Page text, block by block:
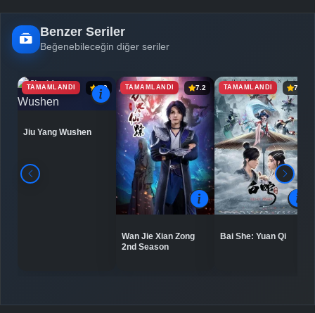
Benzer Seriler
Beğenebileceğin diğer seriler
TAMAMLANDI 6.9
Jiu Yang Wushen
TAMAMLANDI 7.2
Wan Jie Xian Zong
2nd Season
TAMAMLANDI 7.5
Bai She: Yuan Qi